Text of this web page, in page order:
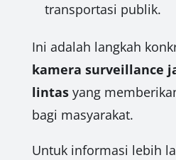
transportasi publik.
Ini adalah langkah
kamera surveillance
lintasyang
bagi masyarakat.
Untuk informasi lebih